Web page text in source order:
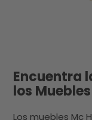
Encuentra
los
Los muebles Mc